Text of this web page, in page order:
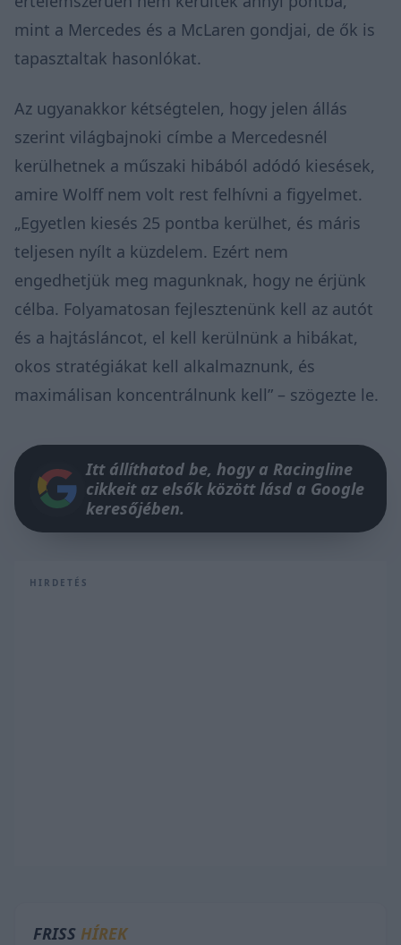
mint a Mercedes és a McLaren gondjai, de ők is
tapasztaltak hasonlókat.
Az ugyanakkor kétségtelen, hogy jelen állás
szerint világbajnoki címbe a Mercedesnél
kerülhetnek a műszaki hibából adódó kiesések,
amire Wolff nem volt rest felhívni a figyelmet.
„Egyetlen kiesés 25 pontba kerülhet, és máris
teljesen nyílt a küzdelem. Ezért nem
engedhetjük meg magunknak, hogy ne érjünk
célba. Folyamatosan fejlesztenünk kell az autót
és a hajtásláncot, el kell kerülnünk a hibákat,
okos stratégiákat kell alkalmaznunk, és
maximálisan koncentrálnunk kell” – szögezte le.
Itt állíthatod be, hogy a Racingline
cikkeit az elsők között lásd a Google
keresőjében.
HIRDETÉS
FRISS HÍREK